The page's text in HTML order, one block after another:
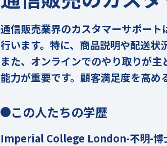
通信販売業界のカスタマーサポー
行います。特に、商品説明や配送状
また、オンラインでのやり取りが
能力が重要です。顧客満足度を高め
この人たちの学歴
Imperial College London-不明-博